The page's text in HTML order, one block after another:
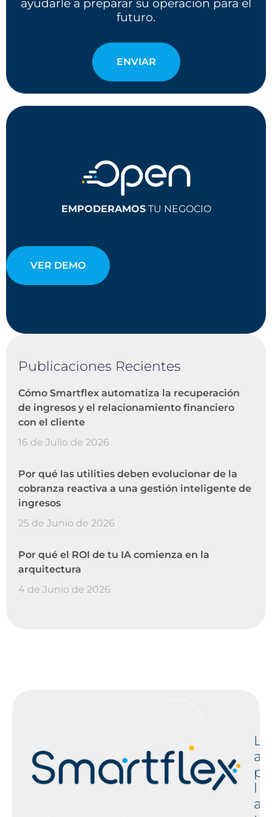
ayudarle a preparar su operación para el
futuro.
ENVIAR
EMPODERAMOSTU NEGOCIO
VER DEMO
Publicaciones Recientes
Cómo Smartflex automatiza la recuperación
de ingresos y el relacionamiento financiero
con el cliente
16 de Julio de 2026
Por qué las utilities deben evolucionar de la
cobranza reactiva a una gestión inteligente de
ingresos
25 de Junio de 2026
Por qué el ROI de tu IA comienza en la
arquitectura
4 de Junio de 2026
L
a
p
l
a